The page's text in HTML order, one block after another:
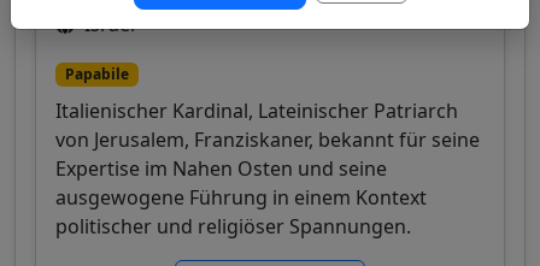
Israel
Papabile
Italienischer Kardinal, Lateinischer Patriarch
von Jerusalem, Franziskaner, bekannt für seine
Expertise im Nahen Osten und seine
ausgewogene Führung in einem Kontext
politischer und religiöser Spannungen.